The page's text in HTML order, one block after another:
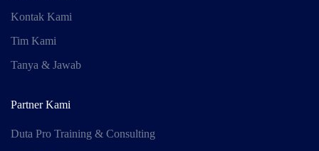
Kontak Kami
Tim Kami
Tanya & Jawab
Partner Kami
Duta Pro Training & Consulting